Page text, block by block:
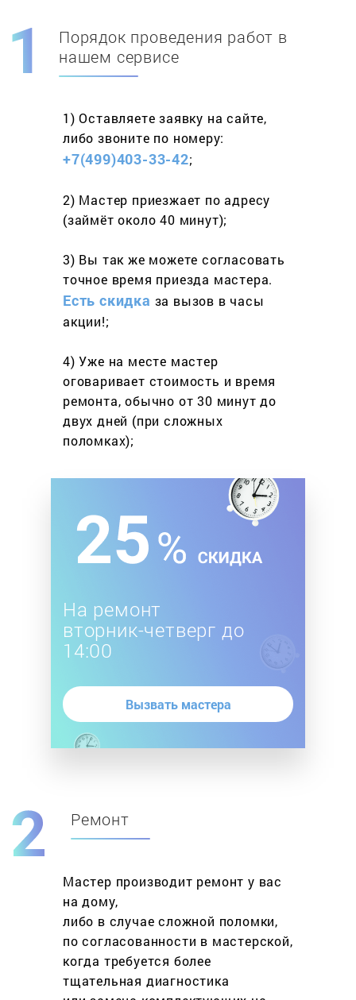
Скидка при первомзаказе на адрес
составит 15%
Работаем более 10 лет
весь спектр услуг
Порядок проведения работ в
нашем сервисе
1) Оставляете заявку на сайте,
либо звоните по номеру:
+7(499)403-33-42;
2) Мастер приезжает по адресу
(займёт около 40 минут);
3) Вы так же можете согласовать
точное время приезда мастера.
Есть скидка за вызов в часы
акции!;
4) Уже на месте мастер
оговаривает стоимость и время
ремонта, обычно от 30 минут до
двух дней (при сложных
поломках);
На ремонт
вторник-четверг до
14:00
Вызвать мастера
Ремонт
Мастер производит ремонт у вас
на дому,
либо в случае сложной поломки,
по согласованности в мастерской,
когда требуется более
тщательная диагностика